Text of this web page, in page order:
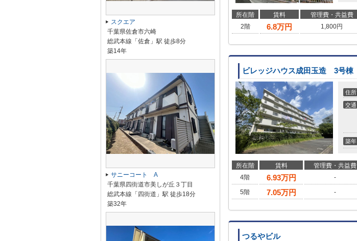
所在階 賃料 管理費・共益費
2階
6.8万円 1,800円
ビレッジハウス成田玉造 3号棟
住所
交通
築年
所在階 賃料 管理費・共益費
4階
6.93万円 -
5階
7.05万円 -
つるやビル
スクエア
千葉県佐倉市六崎
総武本線「佐倉」駅 徒歩8分
築14年
サニーコート A
千葉県四街道市美しが丘３丁目
総武本線「四街道」駅 徒歩18分
築32年